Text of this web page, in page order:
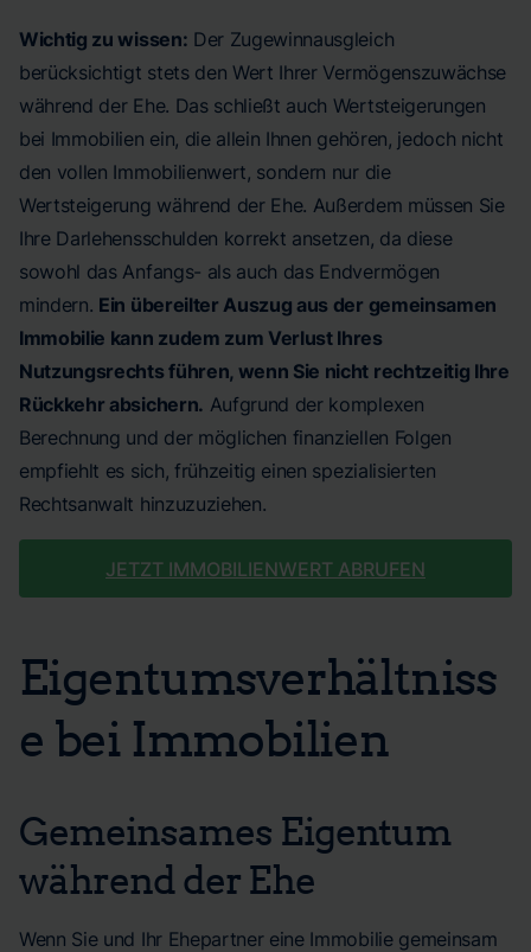
Wichtig zu wissen: Der Zugewinnausgleich
berücksichtigt stets den Wert Ihrer Vermögenszuwächse
während der Ehe. Das schließt auch Wertsteigerungen
bei Immobilien ein, die allein Ihnen gehören, jedoch nicht
den vollen Immobilienwert, sondern nur die
Wertsteigerung während der Ehe. Außerdem müssen Sie
Ihre Darlehensschulden korrekt ansetzen, da diese
sowohl das Anfangs- als auch das Endvermögen
mindern. Ein übereilter Auszug aus der gemeinsamen
Immobilie kann zudem zum Verlust Ihres
Nutzungsrechts führen, wenn Sie nicht rechtzeitig Ihre
Rückkehr absichern. Aufgrund der komplexen
Berechnung und der möglichen finanziellen Folgen
empfiehlt es sich, frühzeitig einen spezialisierten
Rechtsanwalt hinzuzuziehen.
JETZT IMMOBILIENWERT ABRUFEN
Eigentumsverhältniss
e bei Immobilien
Gemeinsames Eigentum
während der Ehe
Wenn Sie und Ihr Ehepartner eine Immobilie gemeinsam